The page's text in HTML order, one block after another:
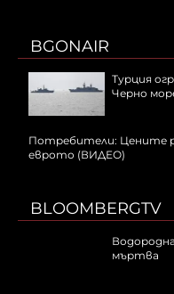
BGONAIR
Турция
Черно
Потребители: Цените
еврото (ВИДЕО)
BLOOMBERGTV
мъртва